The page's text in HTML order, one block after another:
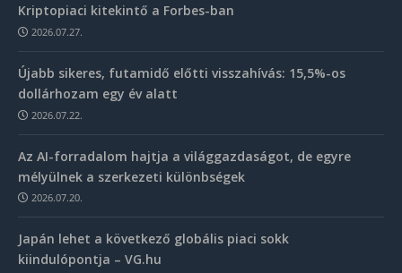
Kriptopiaci kitekintő a Forbes-ban
2026.07.27.
Újabb sikeres, futamidő előtti visszahívás: 15,5%-os
dollárhozam egy év alatt
2026.07.22.
Az AI-forradalom hajtja a világgazdaságot, de egyre
mélyülnek a szerkezeti különbségek
2026.07.20.
Japán lehet a következő globális piaci sokk
kiindulópontja – VG.hu